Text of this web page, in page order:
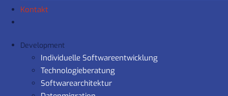
Kontakt
Development
Individuelle Softwareentwicklung
Technologieberatung
Softwarearchitektur